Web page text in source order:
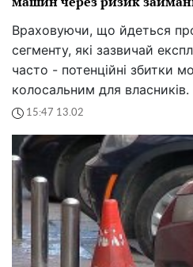
Враховуючи, що йдеться
сегменту, які зазвичай
часто - потенційні збитки
колосальним для власників.
15:47 13.02